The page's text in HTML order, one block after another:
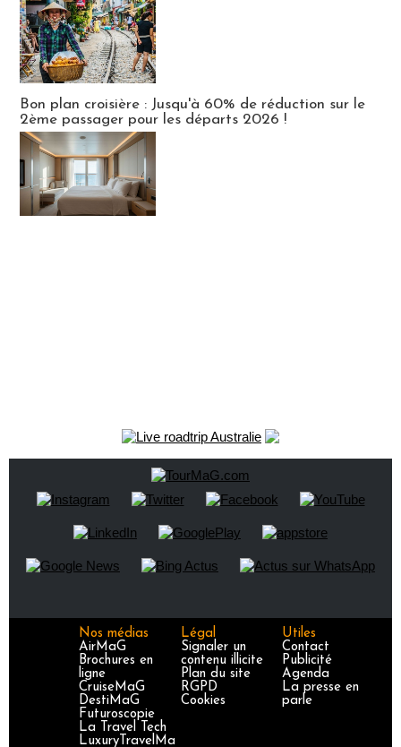
Bon plan croisière : Jusqu'à 60% de réduction sur le
2ème passager pour les départs 2026 !
Nos médias
AirMaG
Brochures en
ligne
CruiseMaG
DestiMaG
Futuroscopie
La Travel Tech
LuxuryTravelMa
Légal
Signaler un
contenu illicite
Plan du site
RGPD
Cookies
Utiles
Contact
Publicité
Agenda
La presse en
parle